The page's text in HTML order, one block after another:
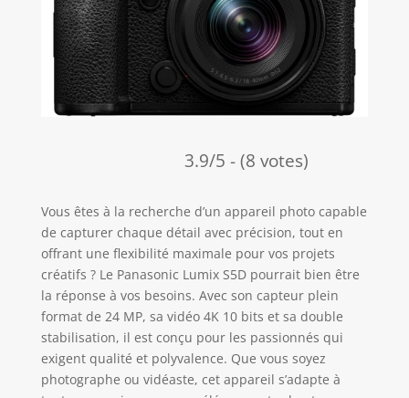
3.9/5 - (8 votes)
Vous êtes à la recherche d’un appareil photo capable
de capturer chaque détail avec précision, tout en
offrant une flexibilité maximale pour vos projets
créatifs ? Le Panasonic Lumix S5D pourrait bien être
la réponse à vos besoins. Avec son capteur plein
format de 24 MP, sa vidéo 4K 10 bits et sa double
stabilisation, il est conçu pour les passionnés qui
exigent qualité et polyvalence. Que vous soyez
photographe ou vidéaste, cet appareil s’adapte à